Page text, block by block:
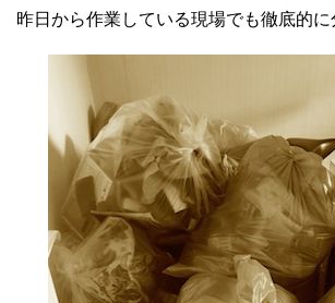
昨日から作業している現場でも徹底的に